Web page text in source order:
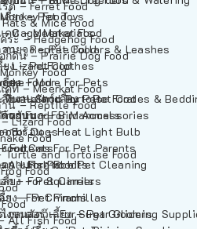
ต – Ferret Food
& Mice Food
ระ – Hedgehog Food
กดิน – Prairie Dog Food
Food
คท – Meerkat Food
น – Reptile Food
Lizard Food
Food
Turtle and Tortoise Food
Food
All Fish Food
Food
คท – Meerkat Food
น – Reptile Food
Lizard Food
Food
Turtle and Tortoise Food
Food
All Fish Food
ลี้ยง – Pet Toys
Cage Materials
ายจูง – Pet Collars & Leashes
ยง – Pet Clothes
ยง – More For Pets
นอนสัตว์เลี้ยง – Pet Crates &
หรับนก – Bird Accessories
ามร้อน – Heat Light Bulb
– Items For Pet Parents
ามสะอาด – Pet Cleaning
ลี้ยง – Pet Carriers
ยง – Pet Prams
ขนสัตว์เลี้ยง – Pet Grooming
ยง – Shop By Pet
วยนม – For Mammals
For Dogs
For Cats
ย – For Rabbits
ก – For Squirrels
– For Chinchillas
กลเดอร์ – For Sugar Gliders